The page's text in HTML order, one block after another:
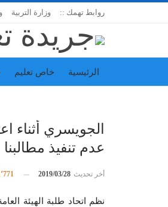
روابط تهمك :: وزارة التربية
الرئيسية خاص تعليم
الجويسري أثناء
عدم تنفيذ مطالبنا
أخر تحديث 2019/03/28
نظم اتحاد طلبة الهيئة